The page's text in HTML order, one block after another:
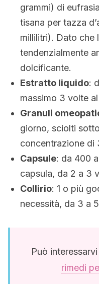
grammi) di
tisana per tazza
millilitri). Dato che
tendenzialmente
dolcificante.
Estratto liquido:
massimo 3 volte
Granuli
giorno, sciolti
concentrazione di
Capsule: da 400
capsula, da 2 a 3
Collirio: 1 o più
necessità, da 3 a
Può
rimedi